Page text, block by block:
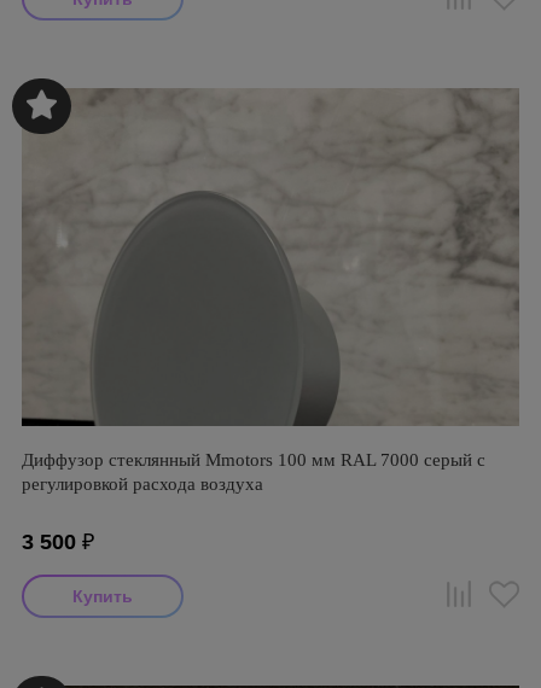
Диффузор стеклянный Mmotors 100 мм RAL 7000 серый с
регулировкой расхода воздуха
3 500 ₽